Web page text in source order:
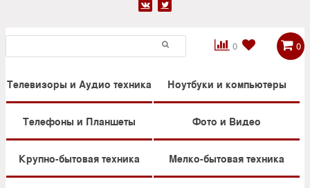
 
0

 0
Телевизоры и Аудио техника Ноутбуки и компьютеры
Телефоны и Планшеты Фото и Видео
Крупно-бытовая техника Мелко-бытовая техника